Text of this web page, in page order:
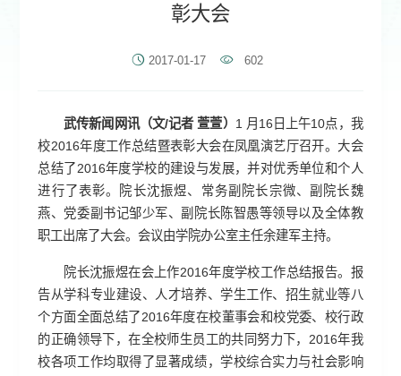
彰大会
2017-01-17 602
武传新闻网讯（文/记者 萱萱） 1 月16日上午10点，我
校2016年度工作总结暨表彰大会在凤凰演艺厅召开。大会
总结了2016年度学校的建设与发展，并对优秀单位和个人
进行了表彰。院长沈振煜、常务副院长宗微、副院长魏
燕、党委副书记邹少军、副院长陈智愚等领导以及全体教
职工出席了大会。会议由学院办公室主任余建军主持。
院长沈振煜在会上作2016年度学校工作总结报告。报
告从学科专业建设、人才培养、学生工作、招生就业等八
个方面全面总结了2016年度在校董事会和校党委、校行政
的正确领导下，在全校师生员工的共同努力下，2016年我
校各项工作均取得了显著成绩，学校综合实力与社会影响